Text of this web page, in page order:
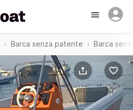
Barca senza patente Barca